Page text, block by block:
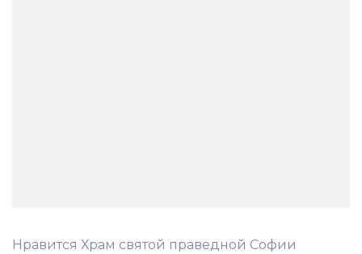
Нравится Храм святой праведной Софии